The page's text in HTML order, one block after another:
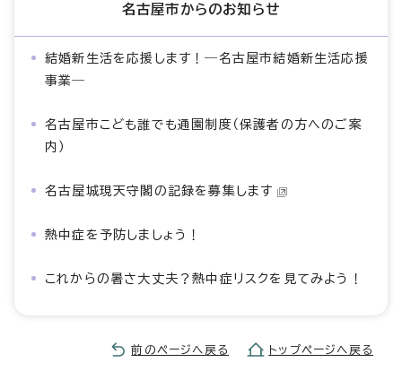
名古屋市からのお知らせ
結婚新生活を応援します！―名古屋市結婚新生活応援
事業―
名古屋市こども誰でも通園制度（保護者の方へのご案
内）
名古屋城現天守閣の記録を募集します
熱中症を予防しましょう！
これからの暑さ大丈夫？熱中症リスクを見てみよう！
前のページへ戻る トップページへ戻る